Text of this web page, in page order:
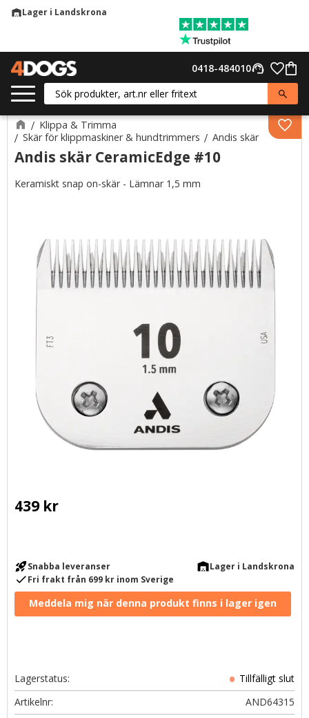
warehouseLager i Landskrona
support_agent
0418-484010
Klippa & Trimma
Skär för klippmaskiner & hundtrimmers
Andis skär
Andis skär CeramicEdge #10
Keramiskt snap on-skär - Lämnar 1,5 mm
439kr
rocket_launchSnabba leveranser warehouseLager i Landskrona
checkFri frakt från 699 kr inom Sverige
Lagerstatus
Artikelnr
AND64315